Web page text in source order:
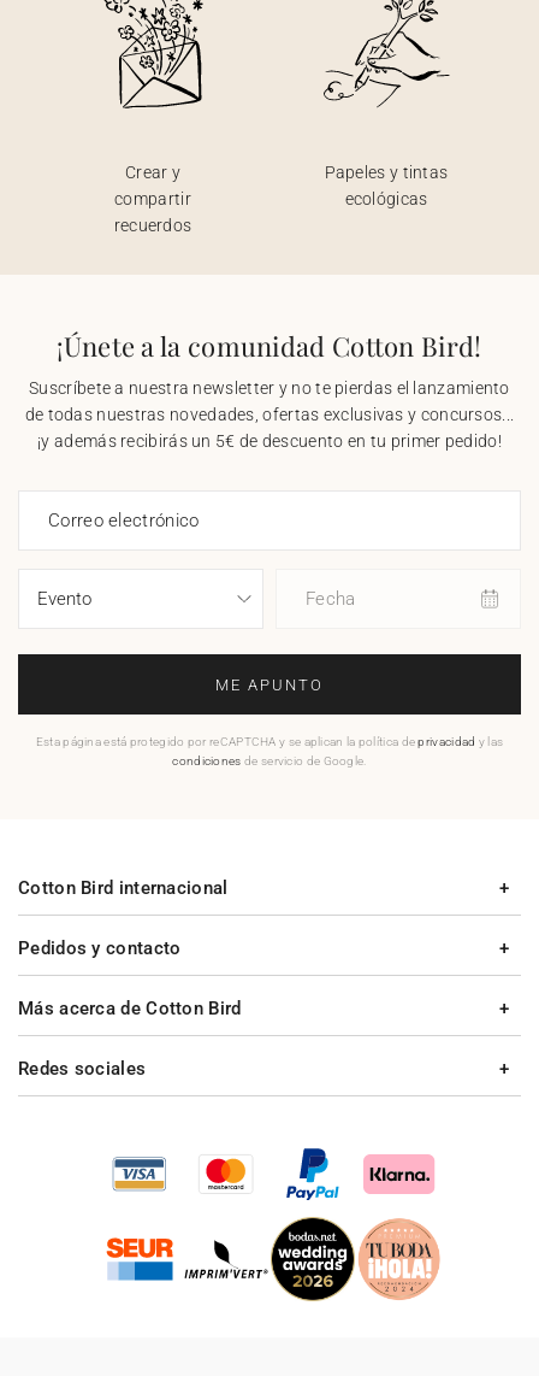
Crear y
compartir
recuerdos
Papeles y tintas
ecológicas
¡Únete a la comunidad Cotton Bird!
Suscríbete a nuestra newsletter y no te pierdas el lanzamiento
de todas nuestras novedades, ofertas exclusivas y concursos...
¡y además recibirás un 5€ de descuento en tu primer pedido!
Correo electrónico
Fecha
ME APUNTO
Esta página está protegido por reCAPTCHA y se aplican la política deprivacidad y las
condiciones de servicio de Google.
Pedidos y contacto
Más acerca de Cotton Bird
Cotton Bird internacional
Redes sociales